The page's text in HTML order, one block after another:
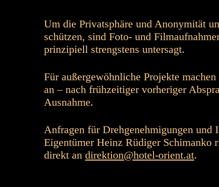
Um die Privatsphäre und Anonymität
schützen, sind Foto- und
prinzipiell strengstens untersagt.
Für außergewöhnliche Projekte
an – nach frühzeitiger vorheriger
Ausnahme.
Anfragen für Drehgenehmigungen und
Eigentümer Heinz Rüdiger Schimanko
direkt an direktion@hotel-orient.at.